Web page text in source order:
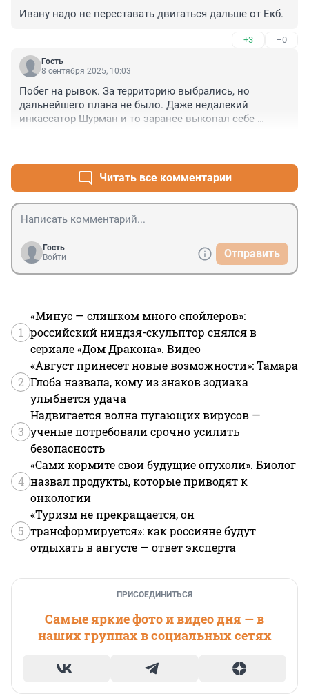
Ивану надо не переставать двигаться дальше от Екб.
+3 –0
Гость
8 сентября 2025, 10:03
Побег на рывок. За территорию выбрались, но
дальнейшего плана не было. Даже недалекий
инкассатор Шурман и то заранее выкопал себе
Читать все комментарии
Гость
Войти
Отправить
1
«Минус — слишком много спойлеров»:
российский ниндзя-скульптор снялся в
сериале «Дом Дракона». Видео
2
«Август принесет новые возможности»: Тамара
Глоба назвала, кому из знаков зодиака
улыбнется удача
3
Надвигается волна пугающих вирусов —
ученые потребовали срочно усилить
безопасность
4
«Сами кормите свои будущие опухоли». Биолог
назвал продукты, которые приводят к
онкологии
5
«Туризм не прекращается, он
трансформируется»: как россияне будут
отдыхать в августе — ответ эксперта
ПРИСОЕДИНИТЬСЯ
Самые яркие фото и видео дня — в
наших группах в социальных сетях